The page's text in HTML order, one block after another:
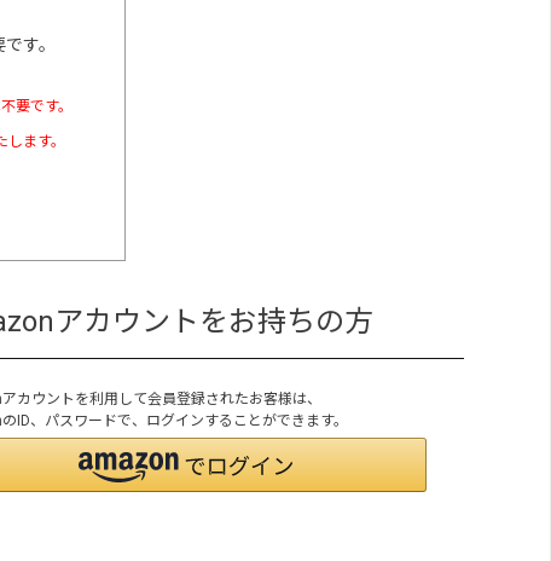
す。
要です。
ます。
アカウントをお持ちの方
カウントを利用して会員登録されたお客様は、
ID、パスワードで、ログインすることができます。